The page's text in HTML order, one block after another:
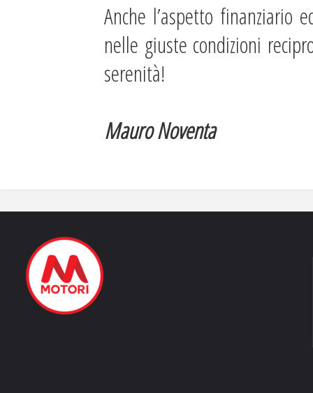
Anche l’aspetto finanziario
nelle giuste condizioni
serenità!
Mauro Noventa